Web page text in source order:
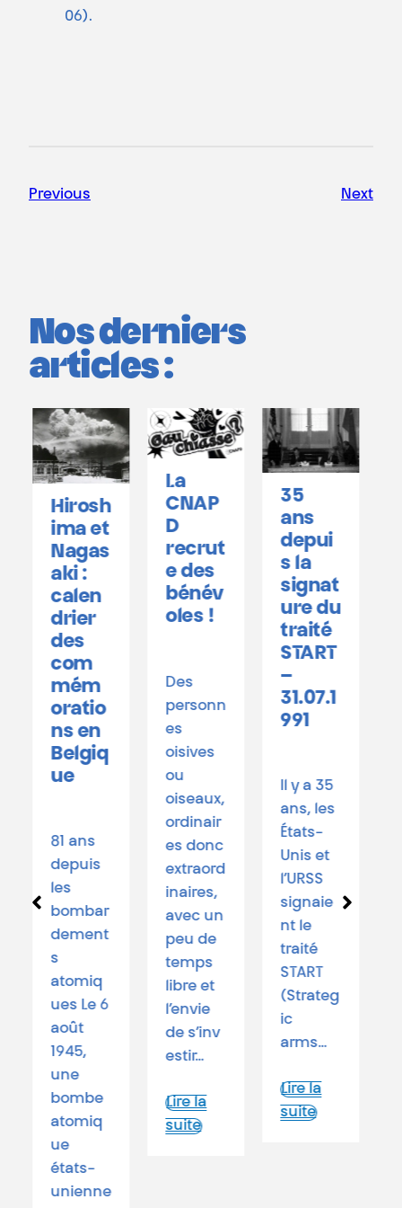
06).
Previous Next
Nos derniers
articles :
Hirosh
ima et
Nagas
aki :
calen
drier
des
com
mém
oratio
ns en
Belgiq
ue
81 ans
depuis
les
bombar
dement
s
atomiq
ues Le 6
août
1945,
une
bombe
atomiq
ue
états-
unienne
La
CNAP
D
recrut
e des
bénév
oles !
Des
personn
es
oisives
ou
oiseaux,
ordinair
es donc
extraord
inaires,
avec un
peu de
temps
libre et
l’envie
de s’inv
estir…
Lire la
suite
35
ans
depui
s la
signat
ure du
traité
START
–
31.07.1
991
Il y a 35
ans, les
États-
Unis et
l’URSS
signaie
nt le
traité
START
(Strateg
ic
arms…
Lire la
suite